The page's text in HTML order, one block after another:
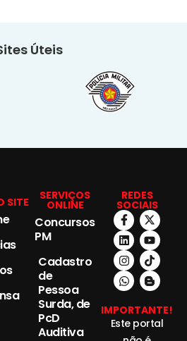
Úteis
SITE SERVIÇOS
ONLINE
Concursos
PM
Cadastro
de
Pessoa
Surda, de
PcD
Auditiva
REDES
SOCIAIS
IMPORTANTE!
Este portal